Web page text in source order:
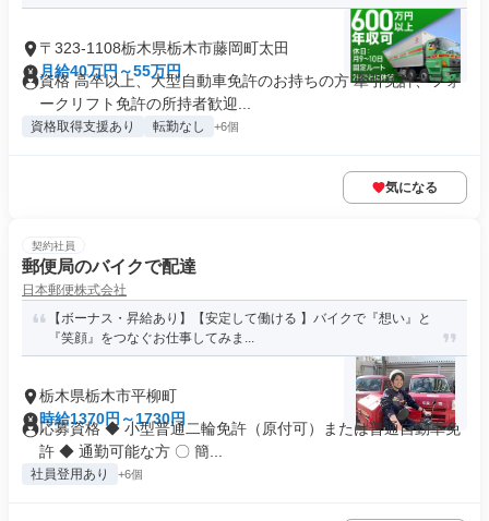
〒323-1108栃木県栃木市藤岡町太田
月給40万円～55万円
資格 高卒以上、大型自動車免許のお持ちの方 牽引免許、フォ
ークリフト免許の所持者歓迎...
資格取得支援あり 転勤なし +6個
気になる
契約社員
郵便局のバイクで配達
日本郵便株式会社
【ボーナス・昇給あり】【安定して働ける 】バイクで『想い』と
『笑顔』をつなぐお仕事してみま...
栃木県栃木市平柳町
時給1370円～1730円
応募資格 ◆ 小型普通二輪免許（原付可）または普通自動車免
許 ◆ 通勤可能な方 〇 簡...
社員登用あり +6個